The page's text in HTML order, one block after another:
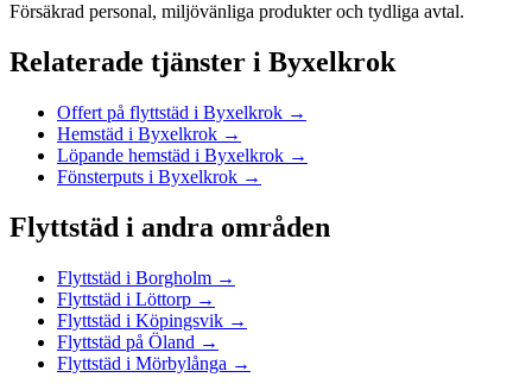
Försäkrad personal, miljövänliga produkter och tydliga avtal.
Relaterade tjänster i Byxelkrok
Offert på flyttstäd i Byxelkrok →
Hemstäd i Byxelkrok →
Löpande hemstäd i Byxelkrok →
Fönsterputs i Byxelkrok →
Flyttstäd i andra områden
Flyttstäd i Borgholm →
Flyttstäd i Löttorp →
Flyttstäd i Köpingsvik →
Flyttstäd på Öland →
Flyttstäd i Mörbylånga →